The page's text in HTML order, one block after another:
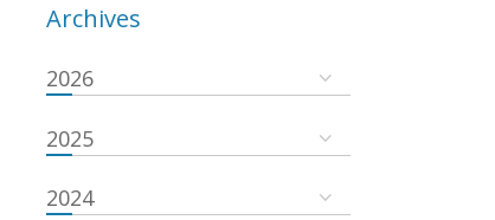
Archives
2026
2025
2024